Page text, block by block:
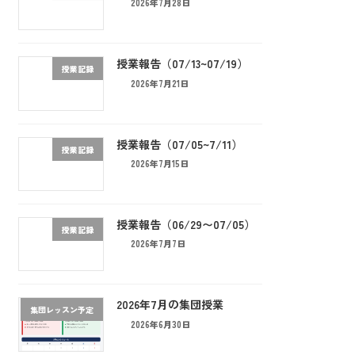
2026年7月28日
授業記録 授業報告（07/13~07/19）
2026年7月21日
授業記録 授業報告（07/05~7/11）
2026年7月15日
授業記録 授業報告（06/29〜07/05）
2026年7月7日
集団レッスン予定 2026年7月の集団授業
2026年6月30日